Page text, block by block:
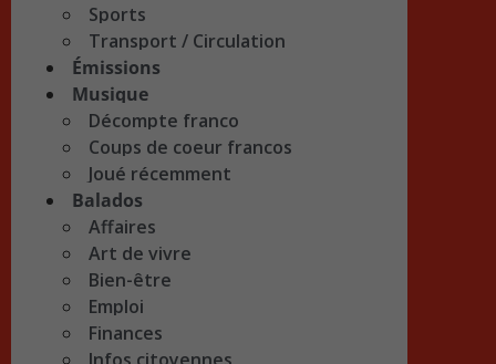
Sports
Transport / Circulation
Émissions
Musique
Décompte franco
Coups de coeur francos
Joué récemment
Balados
Affaires
Art de vivre
Bien-être
Emploi
Finances